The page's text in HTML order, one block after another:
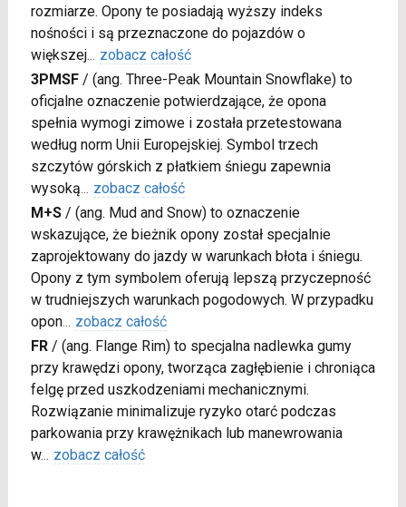
rozmiarze. Opony te posiadają wyższy indeks
nośności i są przeznaczone do pojazdów o
większej... zobacz całość
3PMSF/ (ang. Three-Peak Mountain Snowflake) to
oficjalne oznaczenie potwierdzające, że opona
spełnia wymogi zimowe i została przetestowana
według norm Unii Europejskiej. Symbol trzech
szczytów górskich z płatkiem śniegu zapewnia
wysoką... zobacz całość
M+S/ (ang. Mud and Snow) to oznaczenie
wskazujące, że bieżnik opony został specjalnie
zaprojektowany do jazdy w warunkach błota i śniegu.
Opony z tym symbolem oferują lepszą przyczepność
w trudniejszych warunkach pogodowych. W przypadku
opon... zobacz całość
FR/ (ang. Flange Rim) to specjalna nadlewka gumy
przy krawędzi opony, tworząca zagłębienie i chroniąca
felgę przed uszkodzeniami mechanicznymi.
Rozwiązanie minimalizuje ryzyko otarć podczas
parkowania przy krawężnikach lub manewrowania
w... zobacz całość